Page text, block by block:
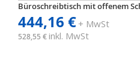
Büroschreibtisch mit offenem
444,16 €+ MwSt
528,55 € inkl. MwSt